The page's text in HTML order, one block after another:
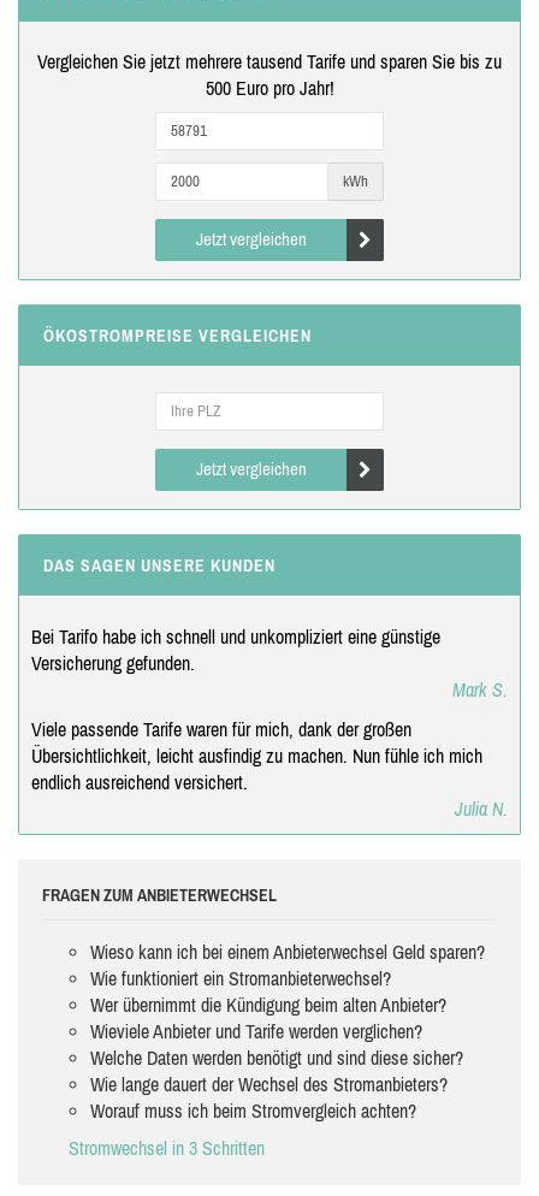
Vergleichen Sie jetzt mehrere tausend Tarife und sparen Sie bis zu
500 Euro pro Jahr!
kWh
Jetzt vergleichen
ÖKOSTROMPREISE VERGLEICHEN
Jetzt vergleichen
DAS SAGEN UNSERE KUNDEN
Bei Tarifo habe ich schnell und unkompliziert eine günstige
Versicherung gefunden.
Mark S.
Viele passende Tarife waren für mich, dank der großen
Übersichtlichkeit, leicht ausfindig zu machen. Nun fühle ich mich
endlich ausreichend versichert.
Julia N.
FRAGEN ZUM ANBIETERWECHSEL
Wieso kann ich bei einem Anbieterwechsel Geld sparen?
Wie funktioniert ein Stromanbieterwechsel?
Wer übernimmt die Kündigung beim alten Anbieter?
Wieviele Anbieter und Tarife werden verglichen?
Welche Daten werden benötigt und sind diese sicher?
Wie lange dauert der Wechsel des Stromanbieters?
Worauf muss ich beim Stromvergleich achten?
Stromwechsel in 3 Schritten